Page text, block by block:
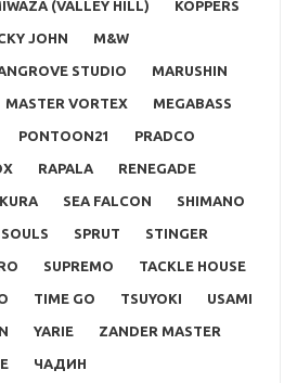
(VALLEY HILL) KOPPERS
JOHN M&W
STUDIO MARUSHIN
MASTER VORTEX MEGABASS
PONTOON21 PRADCO
RAPALA RENEGADE
SEA FALCON SHIMANO
SOULS SPRUT STINGER
SUPREMO TACKLE HOUSE
TIME GO TSUYOKI USAMI
YARIE ZANDER MASTER
ЧАДИН